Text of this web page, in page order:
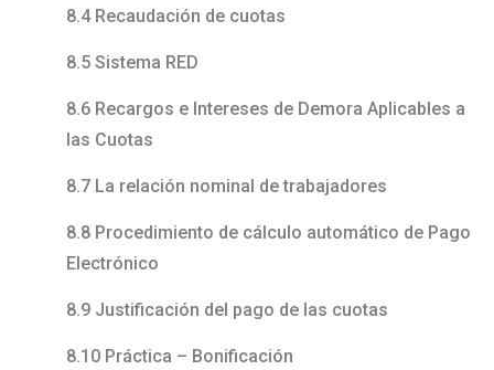
8.4 Recaudación de cuotas
8.5 Sistema RED
8.6 Recargos e Intereses de Demora Aplicables a
las Cuotas
8.7 La relación nominal de trabajadores
8.8 Procedimiento de cálculo automático de Pago
Electrónico
8.9 Justificación del pago de las cuotas
8.10 Práctica – Bonificación